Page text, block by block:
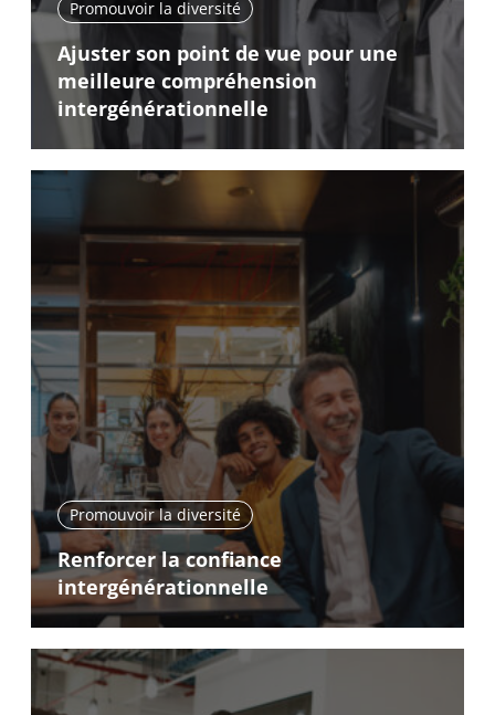
Promouvoir la diversité
Ajuster son point de vue pour une
meilleure compréhension
intergénérationnelle
Promouvoir la diversité
Renforcer la confiance
intergénérationnelle